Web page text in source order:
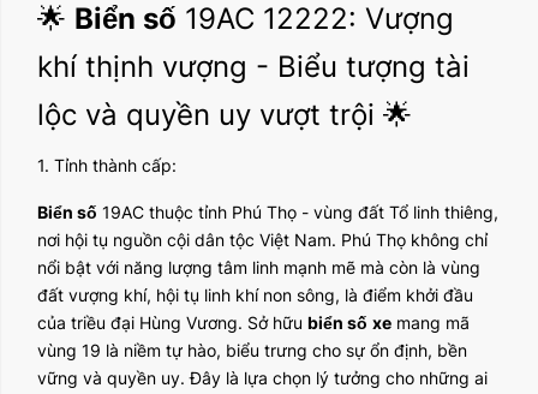
🌟 Biển số 19AC 12222: Vượng
khí thịnh vượng - Biểu tượng tài
lộc và quyền uy vượt trội 🌟
1. Tỉnh thành cấp:
Biển số 19AC thuộc tỉnh Phú Thọ - vùng đất Tổ linh thiêng,
nơi hội tụ nguồn cội dân tộc Việt Nam. Phú Thọ không chỉ
nổi bật với năng lượng tâm linh mạnh mẽ mà còn là vùng
đất vượng khí, hội tụ linh khí non sông, là điểm khởi đầu
của triều đại Hùng Vương. Sở hữu biển số xe mang mã
vùng 19 là niềm tự hào, biểu trưng cho sự ổn định, bền
vững và quyền uy. Đây là lựa chọn lý tưởng cho những ai